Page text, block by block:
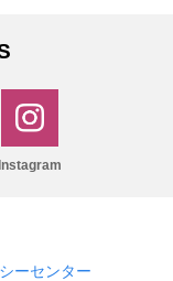
ーセンター